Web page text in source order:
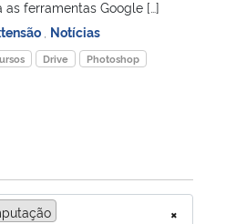
Direitos Humanos
as ferramentas Google […]
Notícias
Drive
Photoshop
×